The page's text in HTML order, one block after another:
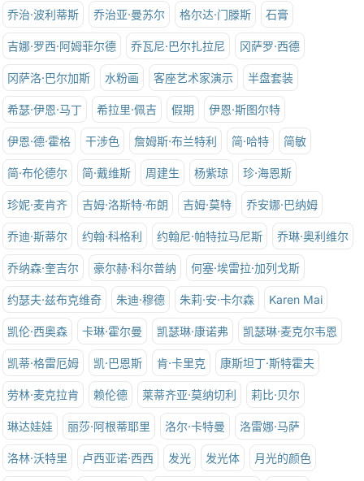
乔治·波利蒂斯 乔治亚·曼苏尔 格尔达·门滕斯 石膏
吉娜·罗西·阿姆菲尔德 乔瓦尼·巴尔扎拉尼 冈萨罗·西德
冈萨洛·巴尔加斯 水粉画 客座艺术家演示 半盘套装
希瑟·伊恩·马丁 希拉里·佩吉 假期 伊恩·斯图尔特
伊恩·德·霍格 干涉色 詹姆斯·布兰特利 简·哈特 简敏
简·布伦德尔 简·戴维斯 周建生 杨紫琼 珍·海恩斯
珍妮·麦肯齐 吉姆·洛斯特·布朗 吉姆·莫特 乔安娜·巴纳姆
乔迪·斯蒂尔 约翰·科格利 约翰尼·帕特拉马尼斯 乔琳·奥利维尔
乔纳森·奎吉尔 豪尔赫·科尔普纳 何塞·埃雷拉·加列戈斯
约瑟夫·兹布克维奇 朱迪·穆德 朱莉·安·卡尔森 Karen Mai
凯伦·西奥森 卡琳·霍尔曼 凯瑟琳·康诺弗 凯瑟琳·麦克尔韦恩
凯蒂·格雷厄姆 凯·巴恩斯 肯·卡里克 康斯坦丁·斯特霍夫
劳林·麦克拉肯 赖伦德 莱蒂齐亚·莫纳切利 莉比·贝尔
琳达娃娃 丽莎·阿根蒂耶里 洛尔·卡特曼 洛雷娜·马萨
洛林·沃特里 卢西亚诺·西西 发光 发光体 月光的颜色